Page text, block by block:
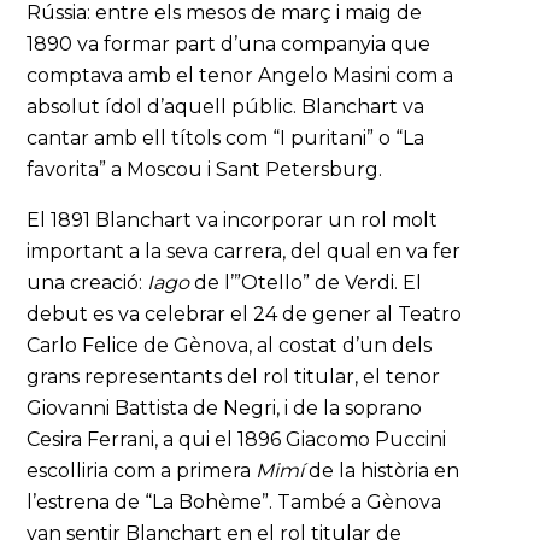
Rússia: entre els mesos de març i maig de
1890 va formar part d’una companyia que
comptava amb el tenor Angelo Masini com a
absolut ídol d’aquell públic. Blanchart va
cantar amb ell títols com “I puritani” o “La
favorita” a Moscou i Sant Petersburg.
El 1891 Blanchart va incorporar un rol molt
important a la seva carrera, del qual en va fer
una creació: Iagode l’”Otello” de Verdi. El
debut es va celebrar el 24 de gener al Teatro
Carlo Felice de Gènova, al costat d’un dels
grans representants del rol titular, el tenor
Giovanni Battista de Negri, i de la soprano
Cesira Ferrani, a qui el 1896 Giacomo Puccini
escolliria com a primera Mimíde la història en
l’estrena de “La Bohème”. També a Gènova
van sentir Blanchart en el rol titular de